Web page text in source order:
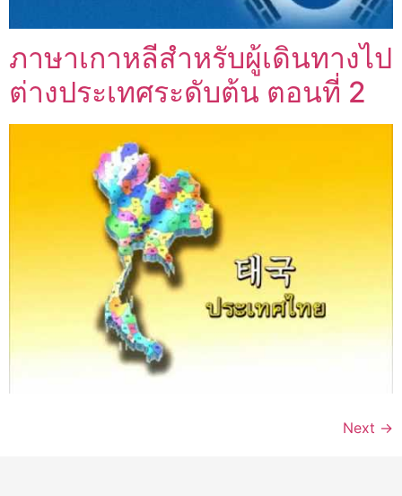
ภาษาเกาหลีสำหรับผู้เดินทางไป
ต่างประเทศระดับต้น ตอนที่ 2
Next →